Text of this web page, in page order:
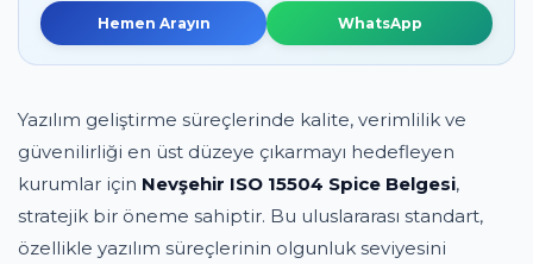
Hemen Arayın WhatsApp
Yazılım geliştirme süreçlerinde kalite, verimlilik ve
güvenilirliği en üst düzeye çıkarmayı hedefleyen
kurumlar için Nevşehir ISO 15504 Spice Belgesi,
stratejik bir öneme sahiptir. Bu uluslararası standart,
özellikle yazılım süreçlerinin olgunluk seviyesini